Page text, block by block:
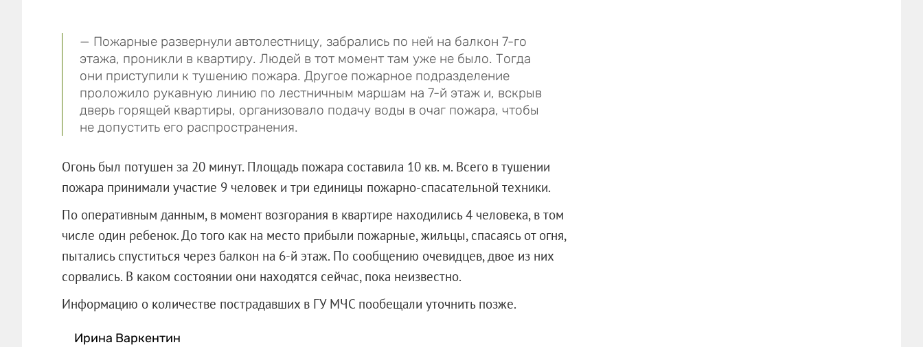
— Пожарные развернули автолестницу, забрались по ней на балкон 7-го
этажа, проникли в квартиру. Людей в тот момент там уже не было. Тогда
они приступили к тушению пожара. Другое пожарное подразделение
проложило рукавную линию по лестничным маршам на 7-й этаж и, вскрыв
дверь горящей квартиры, организовало подачу воды в очаг пожара, чтобы
не допустить его распространения.
Огонь был потушен за 20 минут. Площадь пожара составила 10 кв. м. Всего в тушении
пожара принимали участие 9 человек и три единицы пожарно-спасательной техники.
По оперативным данным, в момент возгорания в квартире находились 4 человека, в том
числе один ребенок. До того как на место прибыли пожарные, жильцы, спасаясь от огня,
пытались спуститься через балкон на 6-й этаж. По сообщению очевидцев, двое из них
сорвались. В каком состоянии они находятся сейчас, пока неизвестно.
Информацию о количестве пострадавших в ГУ МЧС пообещали уточнить позже.
Ирина Варкентин